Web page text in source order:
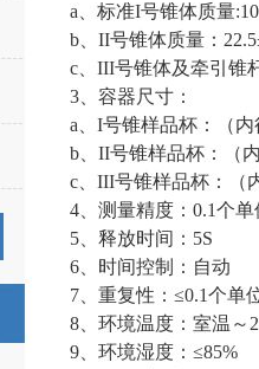
a、标准I号锥体质量
b、 II号锥体质量：
c、III号锥体及牵引锥
3、容器尺寸：
a、I号锥样品杯：（内
b、II号锥样品杯：（
c、III号锥样品杯：（
4、测量精度：0.1个单
5、释放时间：5S
6、时间控制：自动
7、重复性：≤0.1个单
8、环境温度：室温～
9、环境湿度：≤85%